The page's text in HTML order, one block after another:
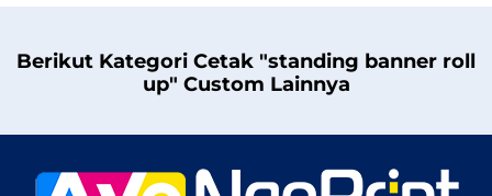
Berikut Kategori Cetak "standing banner roll
up" Custom Lainnya